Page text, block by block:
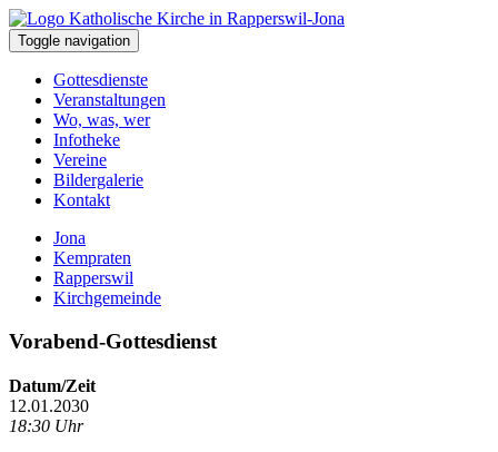
Toggle navigation
Gottesdienste
Veranstaltungen
Wo, was, wer
Infotheke
Vereine
Bildergalerie
Kontakt
Jona
Kempraten
Rapperswil
Kirchgemeinde
Vorabend-Gottesdienst
Datum/Zeit
12.01.2030
18:30 Uhr